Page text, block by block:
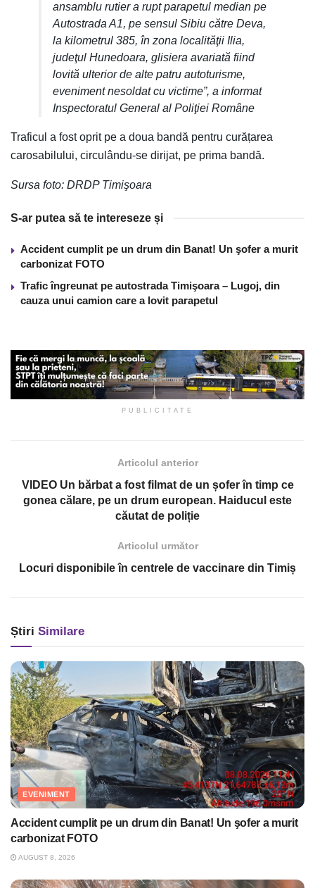
ansamblu rutier a rupt parapetul median pe
Autostrada A1, pe sensul Sibiu către Deva,
la kilometrul 385, în zona localităţii Ilia,
judeţul Hunedoara, glisiera avariată fiind
lovită ulterior de alte patru autoturisme,
eveniment nesoldat cu victime”, a informat
Inspectoratul General al Poliţiei Române
Traficul a fost oprit pe a doua bandă pentru curățarea
carosabilului, circulându-se dirijat, pe prima bandă.
Sursa foto: DRDP Timişoara
S-ar putea să te intereseze și
Accident cumplit pe un drum din Banat! Un şofer a murit
carbonizat FOTO
Trafic îngreunat pe autostrada Timişoara – Lugoj, din
cauza unui camion care a lovit parapetul
PUBLICITATE
Articolul anterior
VIDEO Un bărbat a fost filmat de un șofer în timp ce
gonea călare, pe un drum european. Haiducul este
căutat de poliție
Articolul următor
Locuri disponibile în centrele de vaccinare din Timiș
Știri Similare
EVENIMENT
Accident cumplit pe un drum din Banat! Un şofer a murit
carbonizat FOTO
AUGUST 8, 2026